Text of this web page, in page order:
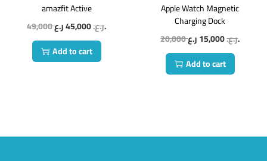
amazfit Active
49,000
ر.ع.45,000
ر.ع.
Add to cart
Apple Watch Magnetic
Charging Dock
20,000
ر.ع.15,000
ر.ع.
Add to cart